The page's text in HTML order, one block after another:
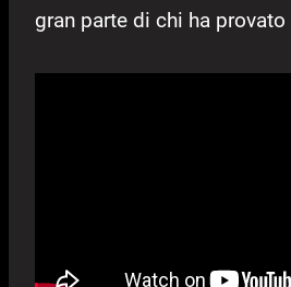
gran parte di chi ha provato